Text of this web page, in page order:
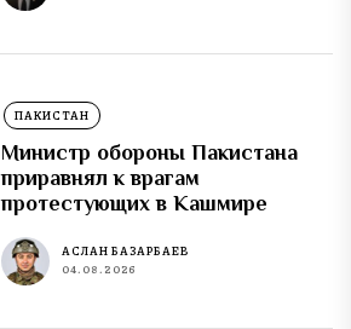
ПАКИСТАН
Министр обороны Пакистана
приравнял к врагам
протестующих в Кашмире
АСЛАН БАЗАРБАЕВ
04.08.2026